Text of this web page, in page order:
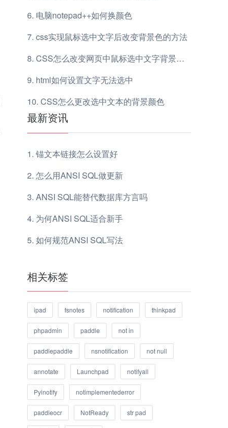
最新资讯
锚文本链接怎么设置好
怎么用ANSI SQL做更新
ANSI SQL能替代数据库方言吗
为何ANSI SQL适合新手
如何规范ANSI SQL写法
电脑notepad++如何换颜色
css实现鼠标选中文字后改变背景色的方法
CSS怎么改变网页中鼠标选中文字背景颜色
html如何设置文字无法选中
CSS怎么更改选中文本的背景颜色
相关标签
ipad fsnotes notification thinkpad
phpadmin paddle not in
paddlepaddle nsnotification not null
annotate Launchpad notifyall
Pyinotify notimplementederror
paddleocr NotReady str pad